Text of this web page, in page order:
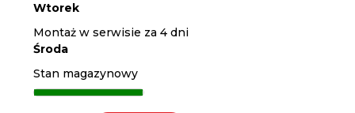
Wtorek
Montaż w serwisie za 4 dni
Środa
Stan magazynowy